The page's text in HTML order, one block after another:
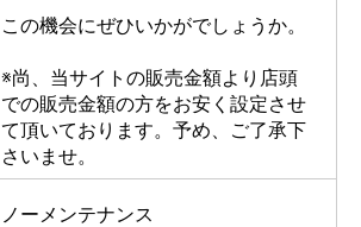
この機会にぜひいかがでしょうか。
※尚、当サイトの販売金額より店頭
での販売金額の方をお安く設定させ
て頂いております。予め、ご了承下
さいませ。
ノーメンテナンス